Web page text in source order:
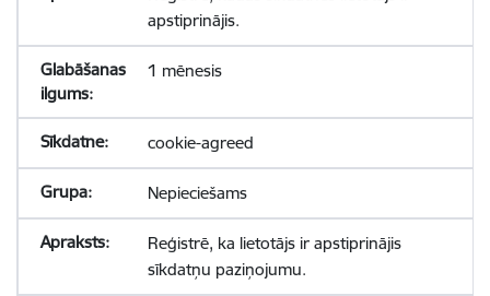
apstiprinājis.
1 mēnesis
cookie-agreed
Nepieciešams
Reģistrē, ka lietotājs ir apstiprinājis
sīkdatņu paziņojumu.